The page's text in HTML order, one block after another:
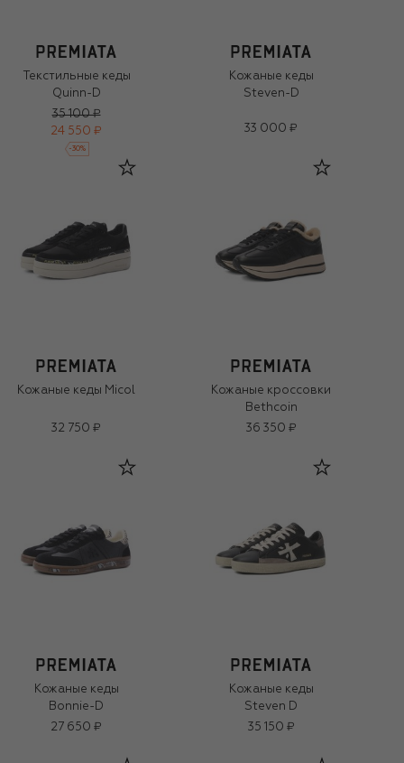
Текстильные кеды
Quinn-D
35 100 ₽
24 550 ₽
-30%
Кожаные кеды
Steven-D
33 000 ₽
Кожаные кеды Micol
32 750 ₽
Кожаные кроссовки
Bethcoin
36 350 ₽
Кожаные кеды
Bonnie-D
27 650 ₽
Кожаные кеды
Steven D
35 150 ₽